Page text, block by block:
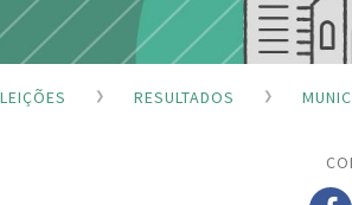
RESULTADOS